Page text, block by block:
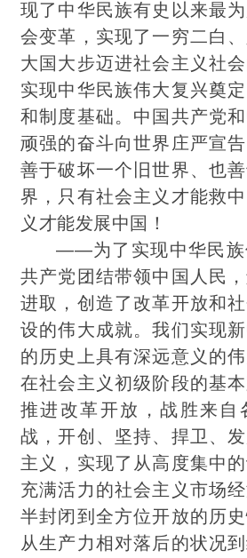
现了中华民族有史以来最
会变革，实现了一穷二白
大国大步迈进社会主义社
实现中华民族伟大复兴奠
和制度基础。中国共产党
顽强的奋斗向世界庄严宣
善于破坏一个旧世界、也
界，只有社会主义才能救
义才能发展中国！
——为了实现中华民族
共产党团结带领中国人民
进取，创造了改革开放和
设的伟大成就。我们实现
的历史上具有深远意义的
在社会主义初级阶段的基
推进改革开放，战胜来自
战，开创、坚持、捍卫、
主义，实现了从高度集中
充满活力的社会主义市场
半封闭到全方位开放的历
从生产力相对落后的状况